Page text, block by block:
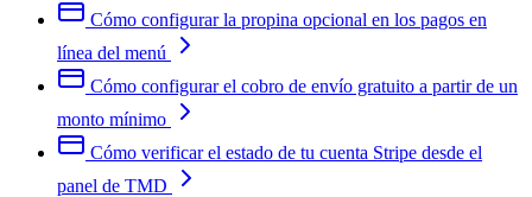
Cómo configurar la propina opcional en los pagos en
línea del menú
Cómo configurar el cobro de envío gratuito a partir de un
monto mínimo
Cómo verificar el estado de tu cuenta Stripe desde el
panel de TMD